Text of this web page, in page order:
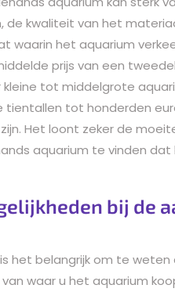
kwaliteit van het
waarin het aquarium
prijs van een
tot middelgrote
tot honderden
Het loont zeker de
aquarium te vinden
bij de
het belangrijk om te
waar u het aquarium